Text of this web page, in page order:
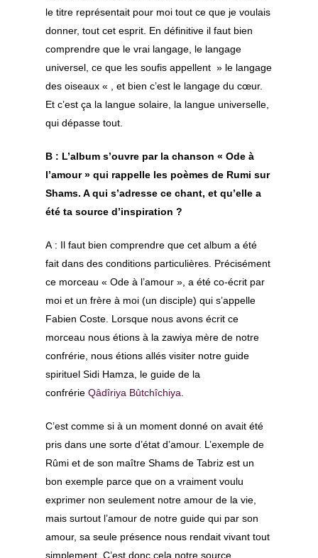
le titre représentait pour moi tout ce que je voulais
donner, tout cet esprit. En définitive il faut bien
comprendre que le vrai langage, le langage
universel, ce que les soufis appellent » le langage
des oiseaux « , et bien c’est le langage du cœur.
Et c’est ça la langue solaire, la langue universelle,
qui dépasse tout.
B : L’album s’ouvre par la chanson « Ode à
l’amour » qui rappelle les poèmes de Rumi sur
Shams. A qui s’adresse ce chant, et qu’elle a
été ta source d’inspiration ?
A : Il faut bien comprendre que cet album a été
fait dans des conditions particulières. Précisément
ce morceau « Ode à l’amour », a été co-écrit par
moi et un frère à moi (un disciple) qui s’appelle
Fabien Coste. Lorsque nous avons écrit ce
morceau nous étions à la zawiya mère de notre
confrérie, nous étions allés visiter notre guide
spirituel Sidi Hamza, le guide de la
confrérieQâdîriya Bûtchîchiya
C’est comme si à un moment donné on avait été
pris dans une sorte d’état d’amour. L’exemple de
Rûmi et de son maître Shams de Tabriz est un
bon exemple parce que on a vraiment voulu
exprimer non seulement notre amour de la vie,
mais surtout l’amour de notre guide qui par son
amour, sa seule présence nous rendait vivant tout
simplement. C’est donc cela notre source